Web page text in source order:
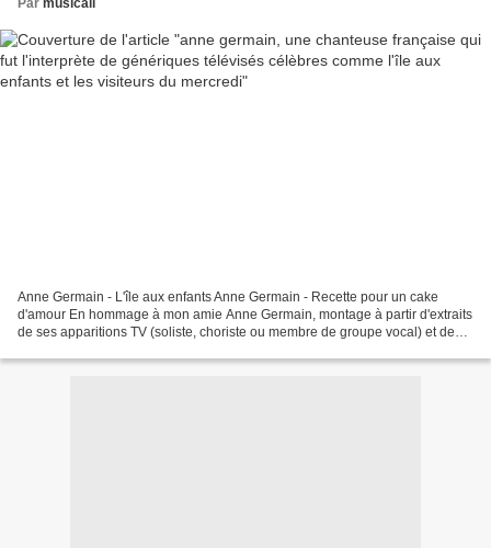
Par musicali
Anne Germain - L'île aux enfants Anne Germain - Recette pour un cake
d'amour En hommage à mon amie Anne Germain, montage à partir d'extraits
de ses apparitions TV (soliste, choriste ou membre de groupe vocal) et de